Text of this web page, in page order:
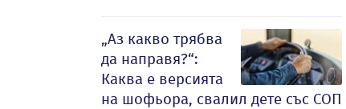
„Аз какво трябва
да направя?“:
Каква е версията
на шофьора, свалил дете със СОП